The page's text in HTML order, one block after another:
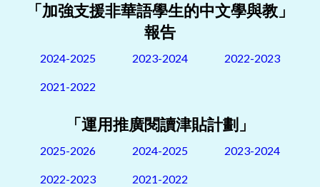
「加強支援非華語學生的中文學與教」
報告
2024-2025 2023-2024 2022-2023
2021-2022
「運用推廣閱讀津貼計劃」
2025-2026 2024-2025 2023-2024
2022-2023 2021-2022